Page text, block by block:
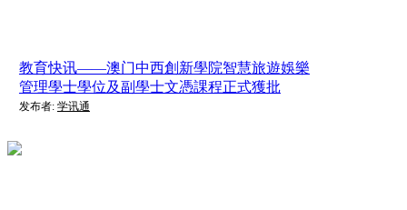
教育快讯——澳门中西創新學院智慧旅遊娛樂
管理學士學位及副學士文憑課程正式獲批
发布者: 学讯通